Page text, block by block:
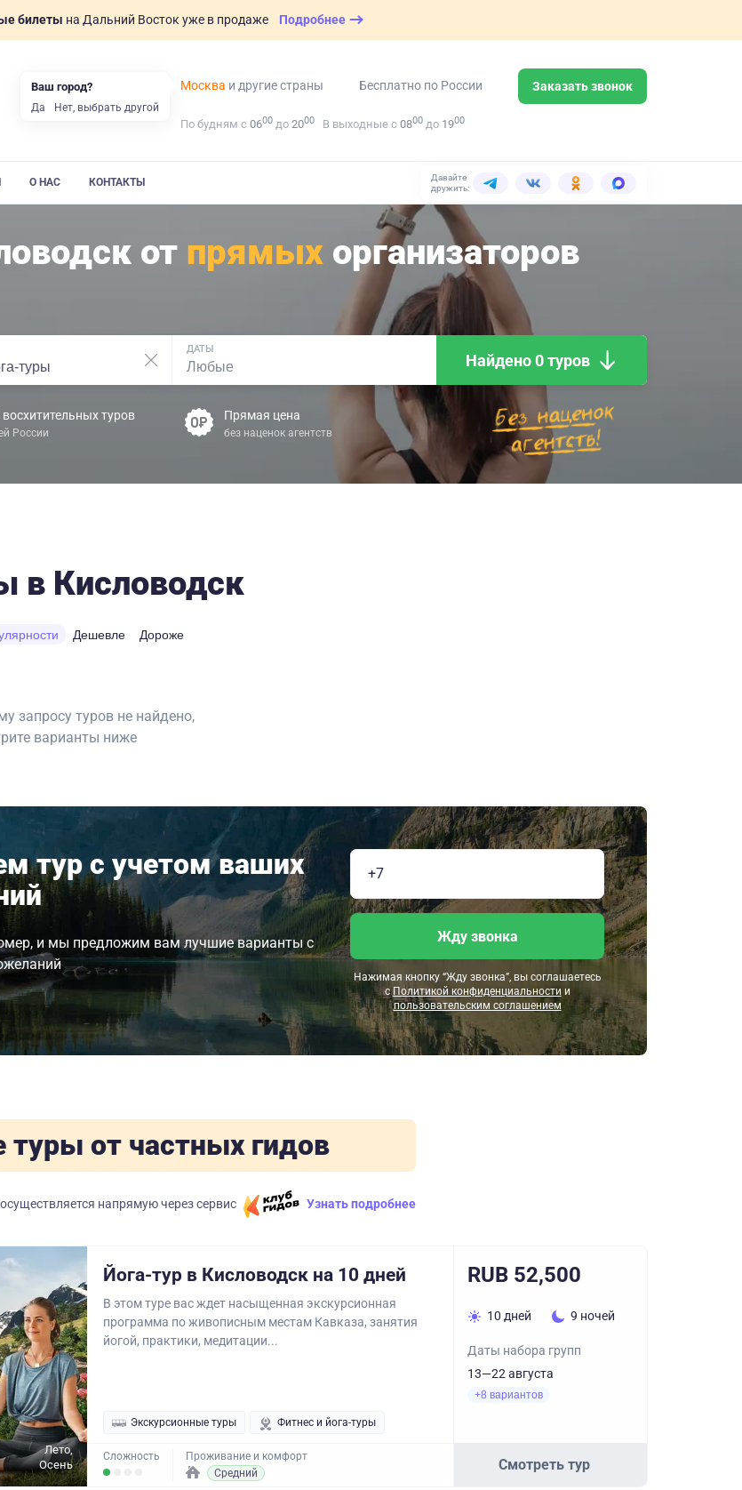
билеты на Дальний Восток уже в продаже Подробнее
Москва и другие страны Бесплатно по России Заказать звонок
По будням с 0600 до 2000 В выходные с 0800 до 1900
О НАС КОНТАКТЫ
Давайте
дружить:
от прямыхорганизаторов
ДАТЫ
Найдено 0 туров
туров
России
Прямая цена
без наценок агентств
в Кисловодск
Дешевле Дороже
запросу туров не найдено,
варианты ниже
тур с учетом ваших
и мы предложим вам лучшие варианты с
Жду звонка
Нажимая кнопку “Жду звонка”, вы соглашаетесь
сПолитикой конфиденциальности и
пользовательским соглашением
туры от частных гидов
напрямую через сервис Узнать подробнее
Лето,
Осень
Йога-тур в Кисловодск на 10 дней
В этом туре вас ждет насыщенная экскурсионная
программа по живописным местам Кавказа, занятия
йогой, практики, медитации...
Экскурсионные туры Фитнес и йога-туры
Сложность
Проживание и комфорт
Средний
RUB 52,500
10 дней 9 ночей
Даты набора групп
13—22 августа
+8 вариантов
Смотреть тур
Ваш город?
Да Нет, выбрать другой